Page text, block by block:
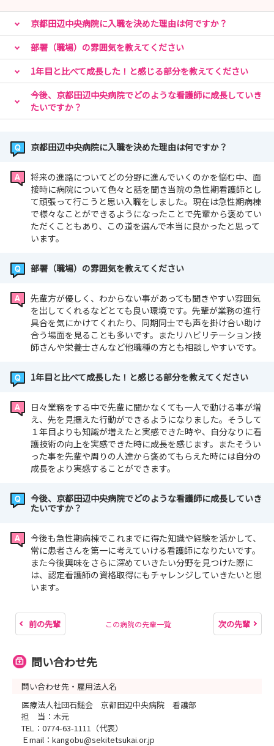
京都田辺中央病院に入職を決めた理由は何ですか？
部署（職場）の雰囲気を教えてください
1年目と比べて成長した！と感じる部分を教えてください
今後、京都田辺中央病院でどのような看護師に成長していき
たいですか？
京都田辺中央病院に入職を決めた理由は何ですか？
将来の進路についてどの分野に進んでいくのかを悩む中、面
接時に病院について色々と話を聞き当院の急性期看護師とし
て頑張って行こうと思い入職をしました。現在は急性期病棟
で様々なことができるようになったことで先輩から褒めてい
ただくこともあり、この道を選んで本当に良かったと思って
います。
部署（職場）の雰囲気を教えてください
先輩方が優しく、わからない事があっても聞きやすい雰囲気
を出してくれるなどとても良い環境です。先輩が業務の進行
具合を気にかけてくれたり、同期同士でも声を掛け合い助け
合う場面を見ることも多いです。またリハビリテーション技
師さんや栄養士さんなど他職種の方とも相談しやすいです。
1年目と比べて成長した！と感じる部分を教えてください
日々業務をする中で先輩に聞かなくても一人で動ける事が増
え、先を見据えた行動ができるようになりました。そうして
１年目よりも知識が増えたと実感できた時や、自分なりに看
護技術の向上を実感できた時に成長を感じます。またそうい
った事を先輩や周りの人達から褒めてもらえた時には自分の
成長をより実感することができます。
今後、京都田辺中央病院でどのような看護師に成長していき
たいですか？
今後も急性期病棟でこれまでに得た知識や経験を活かして、
常に患者さんを第一に考えていける看護師になりたいです。
また今後興味をさらに深めていきたい分野を見つけた際に
は、認定看護師の資格取得にもチャレンジしていきたいと思
います。
前の先輩 この病院の先輩一覧 次の先輩
問い合わせ先
問い合わせ先・雇用法人名
医療法人社団石鎚会 京都田辺中央病院 看護部
担 当：木元
TEL：0774-63-1111（代表）
Ｅmail：kangobu@sekitetsukai.or.jp